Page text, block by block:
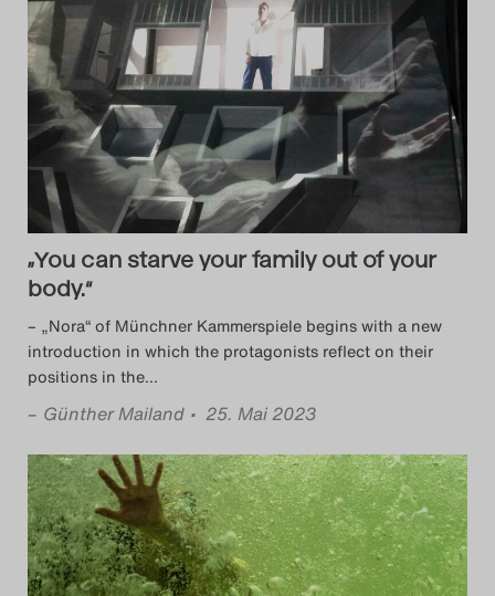
„You can starve your family out of your
body.“
– „Nora“ of Münchner Kammerspiele begins with a new
introduction in which the protagonists reflect on their
positions in the…
– Günther Mailand • 25. Mai 2023